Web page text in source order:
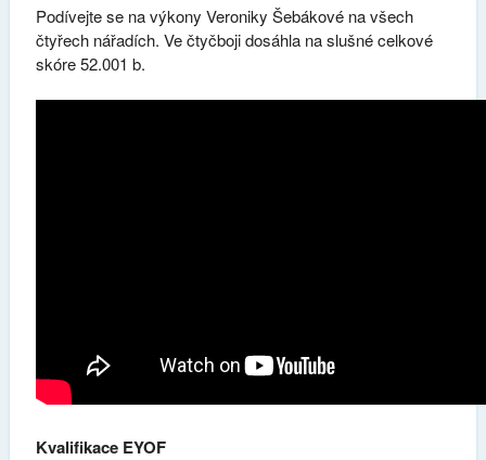
Podívejte se na výkony Veroniky Šebákové na všech
čtyřech nářadích. Ve čtyčboji dosáhla na slušné celkové
skóre 52.001 b.
Kvalifikace EYOF